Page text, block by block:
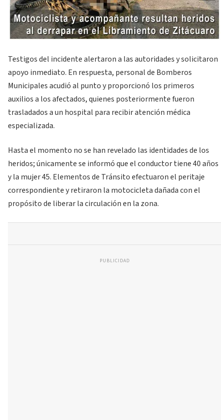
Testigos del incidente alertaron a las autoridades y solicitaron
apoyo inmediato. En respuesta, personal de Bomberos
Municipales acudió al punto y proporcionó los primeros
auxilios a los afectados, quienes posteriormente fueron
trasladados a un hospital para recibir atención médica
especializada.
Hasta el momento no se han revelado las identidades de los
heridos; únicamente se informó que el conductor tiene 40 años
y la mujer 45. Elementos de Tránsito efectuaron el peritaje
correspondiente y retiraron la motocicleta dañada con el
propósito de liberar la circulación en la zona.
PUBLICIDAD